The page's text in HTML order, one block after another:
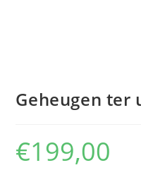
Geheugen
€199,00